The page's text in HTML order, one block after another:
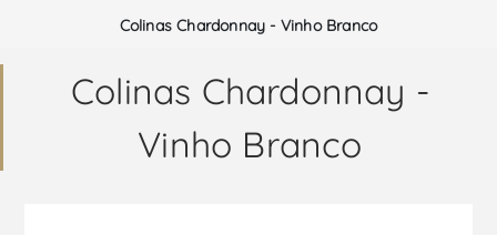
Colinas Chardonnay - Vinho Branco
Colinas Chardonnay -
Vinho Branco